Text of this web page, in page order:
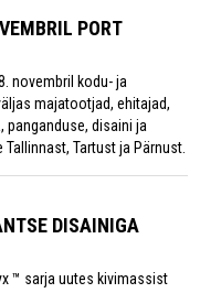
PORT
novembril kodu- ja
majatootjad, ehitajad,
panganduse, disaini ja
Tartust ja Pärnust.
DISAINIGA
™ sarja uutes kivimassist